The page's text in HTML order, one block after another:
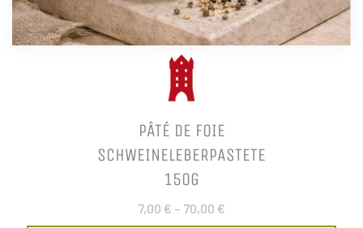
PÂTÉ DE FOIE
SCHWEINELEBERPASTETE
150G
7,00 € – 70,00 €